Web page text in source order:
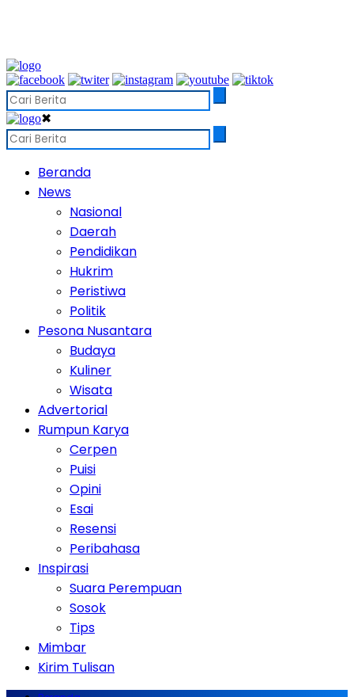
✖
Beranda
News
Nasional
Daerah
Pendidikan
Hukrim
Peristiwa
Politik
Pesona Nusantara
Budaya
Kuliner
Wisata
Advertorial
Rumpun Karya
Cerpen
Puisi
Opini
Esai
Resensi
Peribahasa
Inspirasi
Suara Perempuan
Sosok
Tips
Mimbar
Kirim Tulisan